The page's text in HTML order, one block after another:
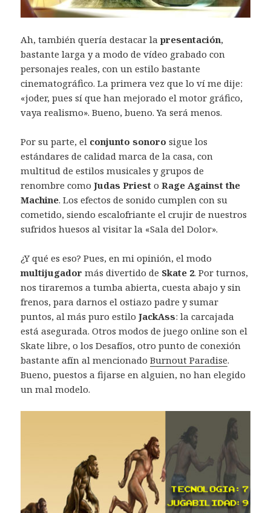
Ah, también quería destacar lapresentación,
bastante larga y a modo de vídeo grabado con
personajes reales, con un estilo bastante
cinematográfico. La primera vez que lo ví me dije:
«joder, pues sí que han mejorado el motor gráfico,
vaya realismo». Bueno, bueno. Ya será menos.
Por su parte, el conjunto sonoro sigue los
estándares de calidad marca de la casa, con
multitud de estilos musicales y grupos de
renombre comoJudas Priest oRage Against the
Machine. Los efectos de sonido cumplen con su
cometido, siendo escalofriante el crujir de nuestros
sufridos huesos al visitar la «Sala del Dolor».
¿Y qué es eso? Pues, en mi opinión, el modo
multijugador más divertido de Skate 2. Por turnos,
nos tiraremos a tumba abierta, cuesta abajo y sin
frenos, para darnos el ostiazo padre y sumar
puntos, al más puro estilo JackAss: la carcajada
está asegurada. Otros modos de juego online son el
Skate libre, o los Desafíos, otro punto de conexión
bastante afín al mencionadoBurnout Paradise.
Bueno, puestos a fijarse en alguien, no han elegido
un mal modelo.